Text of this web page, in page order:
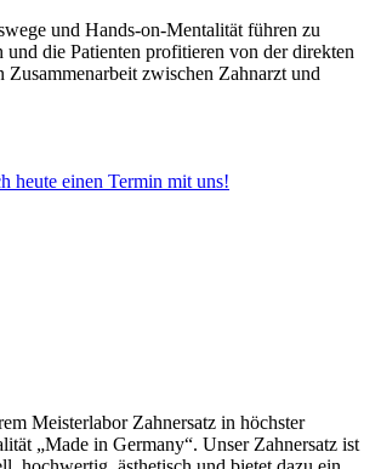
und Hands-on-Mentalität führen zu
und die Patienten profitieren von der direkten
zwischen Zahnarzt und
heute einen Termin mit uns!
Meisterlabor Zahnersatz in höchster
„Made in Germany“. Unser Zahnersatz ist